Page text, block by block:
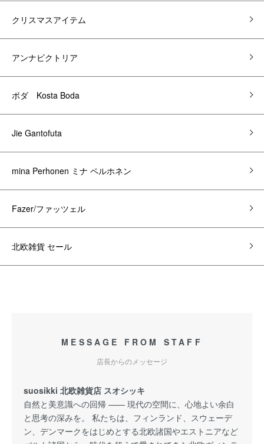
クリスマスアイテム
アンナビクトリア
ボダ Kosta Boda
Jie Gantofuta
mina Perhonen ミナ ペルホネン
Fazer/ファッツェル
北欧雑貨 セール
MESSAGE FROM STAFF
店長からのメッセージ
suosikki 北欧雑貨店 スオシッキ
自然と美意識への回帰 —— 現代の空間に、心地よい余白
と思考の深みを。 私たちは、フィンランド、スウェーデ
ン、デンマークをはじめとする北欧諸国やエストニアなど